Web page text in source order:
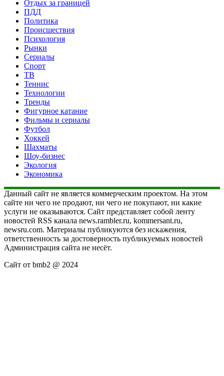
Отдых за границей
ПДД
Политика
Происшествия
Психология
Рынки
Сериалы
Спорт
ТВ
Теннис
Технологии
Тренды
Фигурное катание
Фильмы и сериалы
Футбол
Хоккей
Шахматы
Шоу-бизнес
Экология
Экономика
Данный сайт не является коммерческим проектом. На этом
сайте ни чего не продают, ни чего не покупают, ни какие
услуги не оказываются. Сайт представляет собой ленту
новостей RSS канала news.rambler.ru, kommersant.ru,
newsru.com. Материалы публикуются без искажения,
ответственность за достоверность публикуемых новостей
Администрация сайта не несёт.
Сайт от bmb2 @ 2024